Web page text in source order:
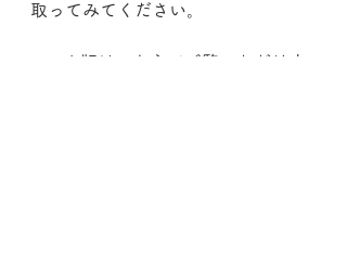
取ってみてください。
▼web版はこちらでご覧いただけま